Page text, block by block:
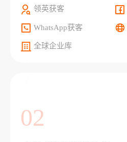
领英获客
WhatsApp获客
全球企业库
02